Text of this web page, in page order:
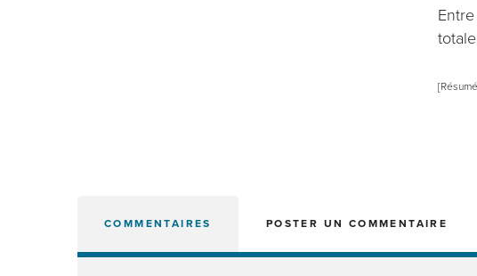
COMMENTAIRES POSTER UN COMMENTAIRE